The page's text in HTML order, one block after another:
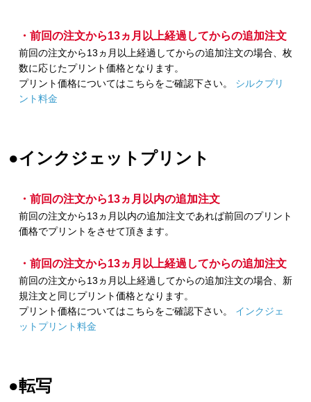
・前回の注文から13ヵ月以上経過してからの追加注文
前回の注文から13ヵ月以上経過してからの追加注文の場合、枚
数に応じたプリント価格となります。
プリント価格についてはこちらをご確認下さい。 シルクプリ
ント料金
●インクジェットプリント
・前回の注文から13ヵ月以内の追加注文
前回の注文から13ヵ月以内の追加注文であれば前回のプリント
価格でプリントをさせて頂きます。
・前回の注文から13ヵ月以上経過してからの追加注文
前回の注文から13ヵ月以上経過してからの追加注文の場合、新
規注文と同じプリント価格となります。
プリント価格についてはこちらをご確認下さい。 インクジェ
ットプリント料金
●転写